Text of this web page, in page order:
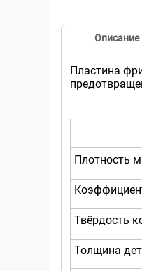
Описание
Пластина
Плотность
Твёрдость
Толщина